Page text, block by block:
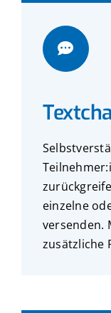
einzelne
versenden.
zusätzliche